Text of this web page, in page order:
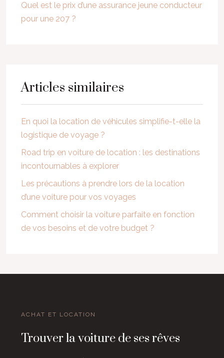
Quel est le prix d’une assurance jeune conducteur
pour une 207 ?
Articles similaires
En quoi la location de véhicules simplifie-t-elle la
logistique de voyage ?
Road trip en voiture de location : les destinations
incontournables à explorer
Les précautions à prendre lors de la location
d’une voiture pour vos voyages
Comment choisir la voiture parfaite en fonction
de vos besoins et de votre budget ?
ACHAT ET LOCATION
Trouver la voiture de ses rêves